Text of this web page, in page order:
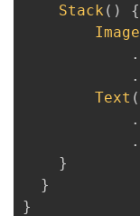
Stack ( )
{
Image
.
.
Text (
.
.
}
}
}